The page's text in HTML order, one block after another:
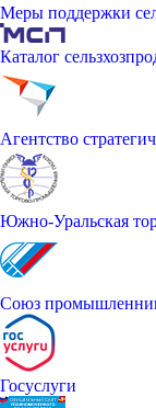
Меры поддержки
Каталог
Агентство
Южно-Уральская
Союз
Госуслуги